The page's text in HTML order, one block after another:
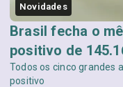
Novidades
Brasil fecha o
positivo de
Todos os cinco grandes
positivo